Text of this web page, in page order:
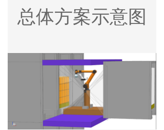
总体方案示意图